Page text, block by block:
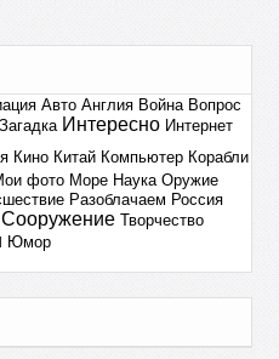
Авто Англия Война Вопрос
Загадка Интересно Интернет
Кино Китай Компьютер Корабли
фото Море Наука Оружие
Разоблачаем Россия
Сооружение Творчество
Юмор